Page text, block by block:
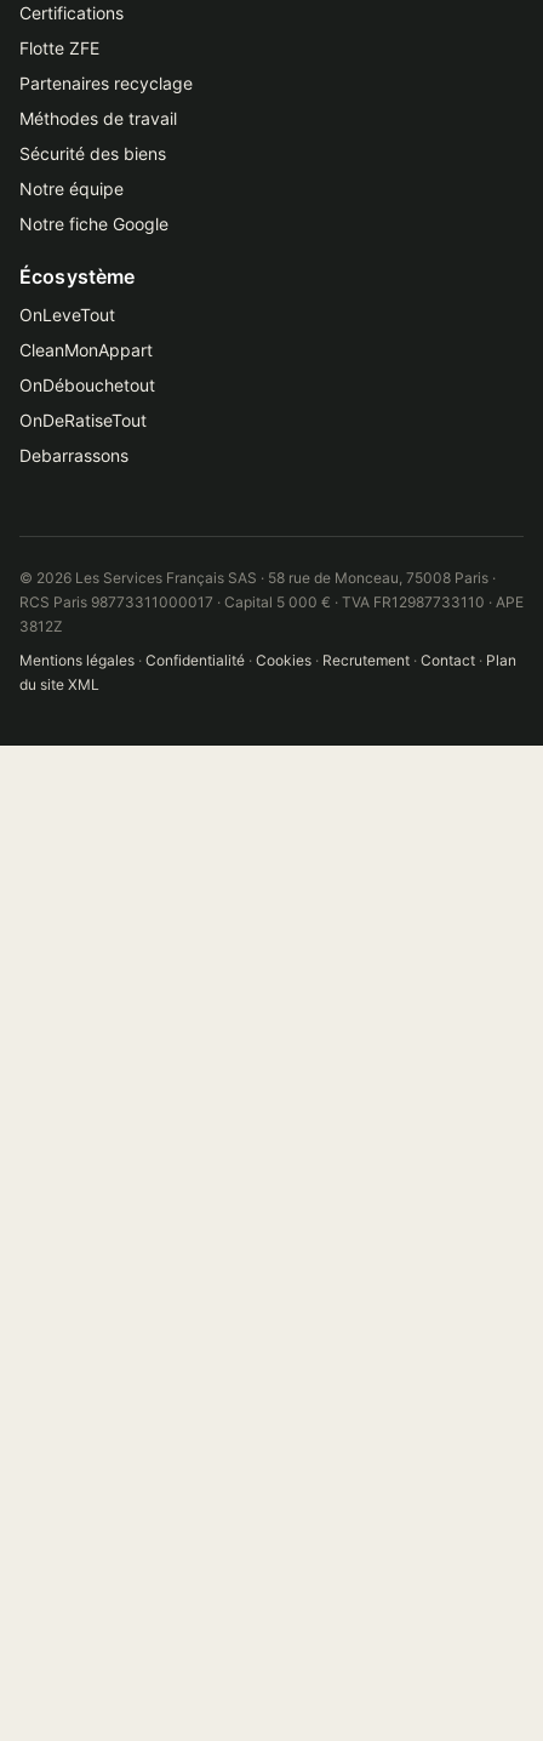
Certifications
Flotte ZFE
Partenaires recyclage
Méthodes de travail
Sécurité des biens
Notre équipe
Notre fiche Google
Écosystème
OnLeveTout
CleanMonAppart
OnDébouchetout
OnDeRatiseTout
Debarrassons
© 2026 Les Services Français SAS · 58 rue de Monceau, 75008 Paris ·
RCS Paris 98773311000017 · Capital 5 000 € · TVA FR12987733110 · APE
3812Z
Mentions légales · Confidentialité · Cookies · Recrutement · Contact · Plan
du site XML